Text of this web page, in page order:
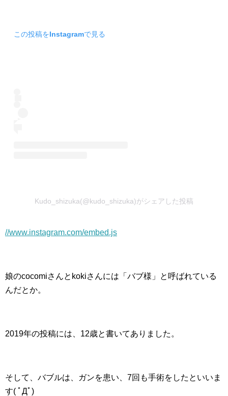
この投稿をInstagramで見る
Kudo_shizuka(@kudo_shizuka)がシェアした投稿
//www.instagram.com/embed.js
娘のcocomiさんとkokiさんには「バブ様」と呼ばれている
んだとか。
2019年の投稿には、12歳と書いてありました。
そして、バブルは、ガンを患い、7回も手術をしたといいま
す( ﾟДﾟ)